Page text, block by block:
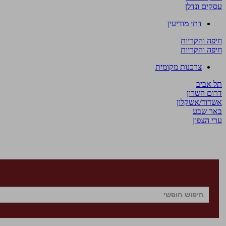
עסקים ונדלן
דתי מודיעין
חיפה והקריות
חיפה והקריות
צרכנות מקומית
תל אביב
דרום השרון
אשדוד/אשקלון
באר שבע
ערי הצפון